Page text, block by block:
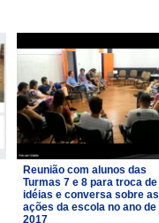
Reunião com alunos das
Turmas 7 e 8 para troca de
idéias e conversa sobre as
ações da escola no ano de
2017